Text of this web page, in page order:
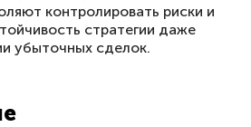
контролировать риски и
стратегии даже
убыточных сделок.